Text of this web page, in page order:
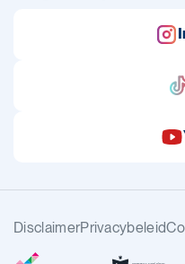
DisclaimerPrivacybeleid